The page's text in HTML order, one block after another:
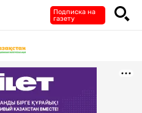
Подписка на
газету